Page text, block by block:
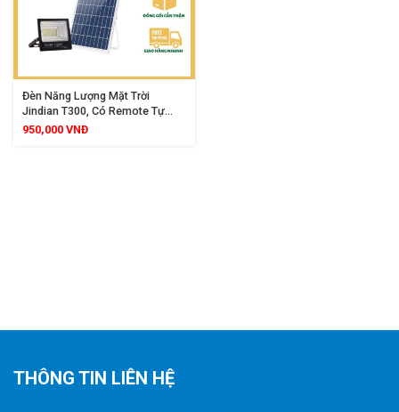
Đèn Năng Lượng Mặt Trời
Jindian T300, Có Remote Tự
Động Bật Tắt, Siêu Sáng, Bảo
950,000 VNĐ
THÔNG TIN LIÊN HỆ